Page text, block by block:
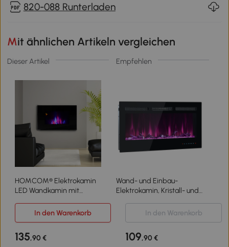
820-088 Runterladen
Mit ähnlichen Artikeln vergleichen
Dieser Artikel Empfehlen
HOMCOM® Elektrokamin
LED Wandkamin mit
Fernbedienung
Wand- und Einbau-
Elektrokamin, Kristall- und
Touchscreen, 106,5×46,5×12
cm, Schwarz
In den Warenkorb In den Warenkorb
135,90 € 109,90 €